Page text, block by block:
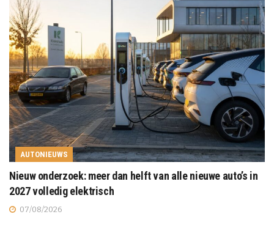
AUTONIEUWS
Nieuw onderzoek: meer dan helft van alle nieuwe auto’s in
2027 volledig elektrisch
07/08/2026